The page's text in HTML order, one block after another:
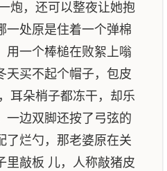
炮，还可以整夜让她抱
一处原是住着一个弹棉
用一个棒槌在败絮上嗡
天买不起个帽子，包皮
耳朵梢子都冻干，却乐
一边双脚还按了弓弦的
了烂勺，那老婆原在关
里敲板 儿，人称敲猪皮